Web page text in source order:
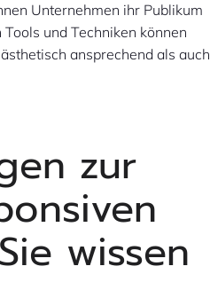
Unternehmen ihr Publikum
und Techniken können
ansprechend als auch
zur
wissen